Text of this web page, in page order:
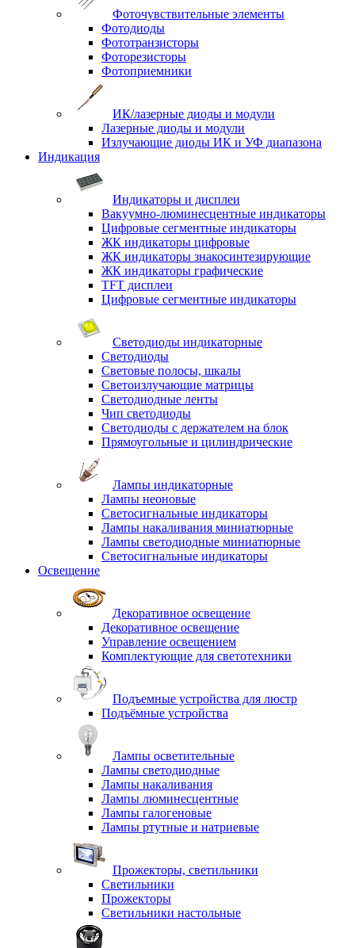
Фоточувствительные элементы
Фотодиоды
Фототранзисторы
Фоторезисторы
Фотоприемники
ИК/лазерные диоды и модули
Лазерные диоды и модули
Излучающие диоды ИК и УФ диапазона
Индикация
Индикаторы и дисплеи
Вакуумно-люминесцентные индикаторы
Цифровые сегментные индикаторы
ЖК индикаторы цифровые
ЖК индикаторы знакосинтезирующие
ЖК индикаторы графические
TFT дисплеи
Цифровые сегментные индикаторы
Светодиоды индикаторные
Светодиоды
Световые полосы, шкалы
Светоизлучающие матрицы
Светодиодные ленты
Чип светодиоды
Светодиоды с держателем на блок
Прямоугольные и цилиндрические
Лампы индикаторные
Лампы неоновые
Светосигнальные индикаторы
Лампы накаливания миниатюрные
Лампы светодиодные миниатюрные
Светосигнальные индикаторы
Освещение
Декоративное освещение
Декоративное освещение
Управление освещением
Комплектующие для светотехники
Подъемные устройства для люстр
Подъёмные устройства
Лампы осветительные
Лампы светодиодные
Лампы накаливания
Лампы люминесцентные
Лампы галогеновые
Лампы ртутные и натриевые
Прожекторы, светильники
Светильники
Прожекторы
Светильники настольные